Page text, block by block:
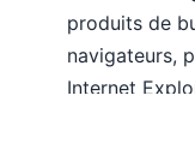
produits de
navigateurs,
Internet